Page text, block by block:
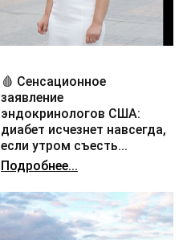
🩸 Сенсационное
заявление
эндокринологов США:
диабет исчезнет навсегда,
если утром съесть...
Подробнее...